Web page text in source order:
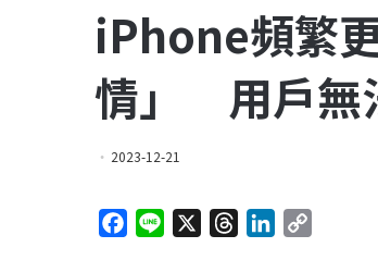
iPhone頻繁
情」 用戶無
2023-12-21